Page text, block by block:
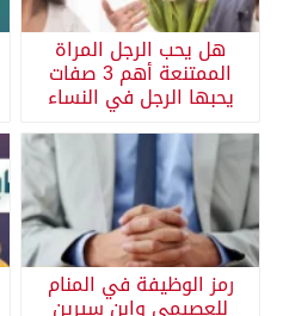
هل يحب الرجل المراة
الممتنعة أهم 3 صفات
يحبها الرجل في النساء
رمز الوظيفة في المنام
للعصيمي وابن سيرين